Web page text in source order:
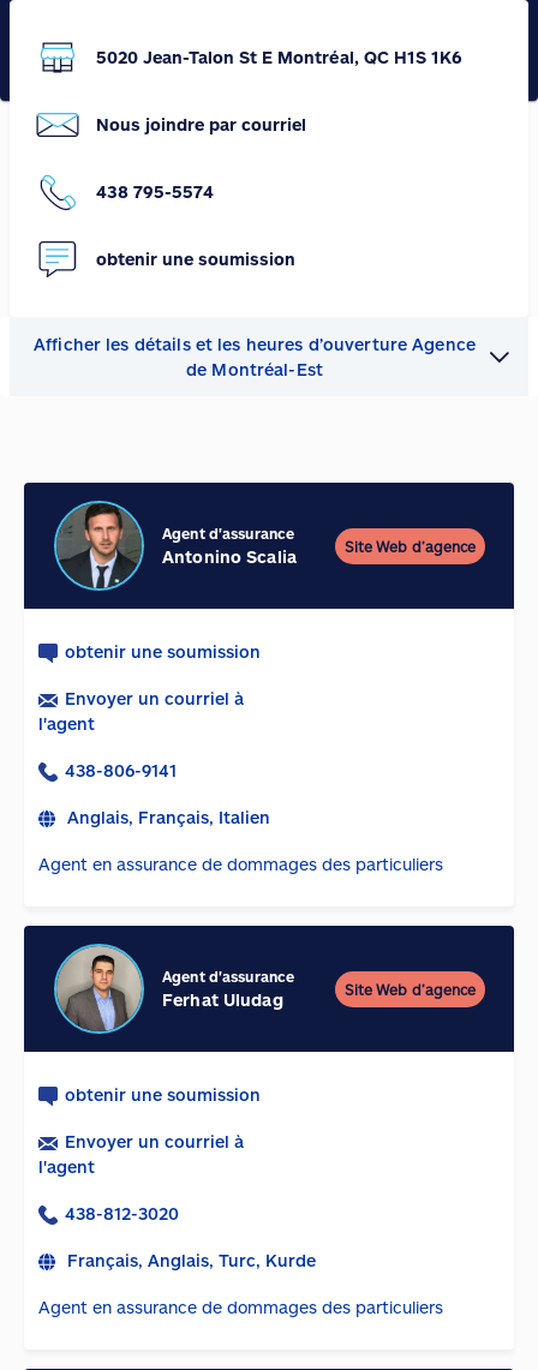
5020 Jean-Talon St E Montréal, QC H1S 1K6
Nous joindre par courriel
438 795-5574
obtenir une soumission
Afficher les détails et les heures d’ouverture Agence
de Montréal-Est
Agent d'assurance
Antonino Scalia
Site Web d’agence
obtenir une soumission
Envoyer un courriel à
l'agent
438-806-9141
Anglais, Français, Italien
Agent en assurance de dommages des particuliers
Agent d'assurance
Ferhat Uludag
Site Web d’agence
obtenir une soumission
Envoyer un courriel à
l'agent
438-812-3020
Français, Anglais, Turc, Kurde
Agent en assurance de dommages des particuliers